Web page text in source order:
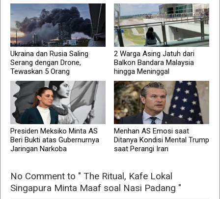
Ukraina dan Rusia Saling
Serang dengan Drone,
Tewaskan 5 Orang
2 Warga Asing Jatuh dari
Balkon Bandara Malaysia
hingga Meninggal
Presiden Meksiko Minta AS
Beri Bukti atas Gubernurnya
Jaringan Narkoba
Menhan AS Emosi saat
Ditanya Kondisi Mental Trump
saat Perangi Iran
No Comment to " The Ritual, Kafe Lokal
Singapura Minta Maaf soal Nasi Padang "